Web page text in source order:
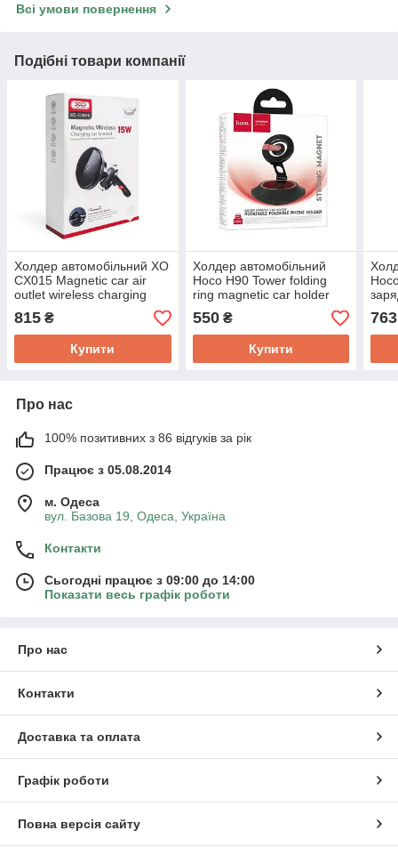
Всі умови повернення
Подібні товари компанії
Холдер автомобільний XO
CX015 Magnetic car air
outlet wireless charging
Бездротова зарядка
815 ₴
Купити
Холдер автомобільний
Hoco H90 Tower folding
ring magnetic car holder
(dashboard)
550₴
Купити
763
Про нас
100% позитивних з 86 відгуків за рік
Працює з 05.08.2014
м. Одеса
вул. Базова 19, Одеса, Україна
Контакти
Сьогодні працює з 09:00 до 14:00
Показати весь графік роботи
Про нас
Контакти
Доставка та оплата
Графік роботи
Повна версія сайту